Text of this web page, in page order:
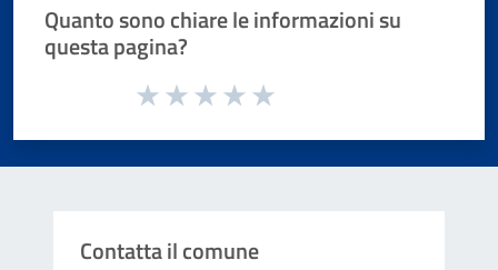
Quanto sono chiare le informazioni su
questa pagina?
Valuta da 1 a 5 stelle la pagina
Contatta il comune